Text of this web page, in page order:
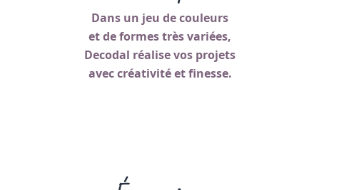
Dans un jeu de couleurs
et de formes très variées,
Decodal réalise vos projets
avec créativité et finesse.